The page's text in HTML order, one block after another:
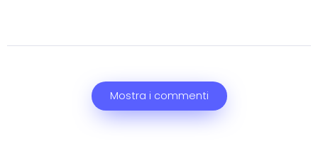
Mostra i commenti